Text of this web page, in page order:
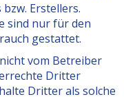
Erstellers.
sind nur für den
gestattet.
vom Betreiber
Dritter
Dritter als solche